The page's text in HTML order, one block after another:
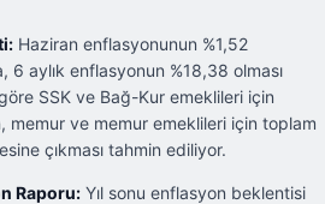
Haziran enflasyonunun %1,52
aylık enflasyonun %18,38 olması
SSK ve Bağ-Kur emeklileri için
memur ve memur emeklileri için toplam
çıkması tahmin ediliyor.
Raporu: Yıl sonu enflasyon beklentisi